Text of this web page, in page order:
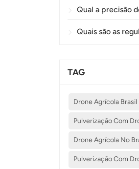
Qual a precisão dos drones agrícolas na
Quais são as regulamentações aplicáveis ​​ao
TAG
Drone Agrícola Brasil
Pulverização Com
Drone Agrícola No
Pulverização Com